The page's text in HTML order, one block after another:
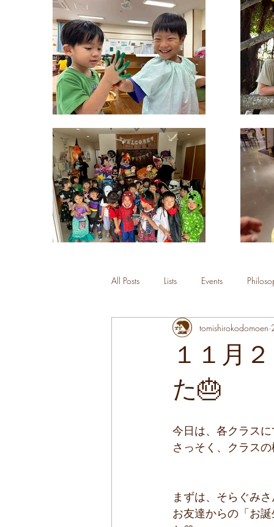
All Posts Lists Events
１１月
た🎂
tomishirokodomoen
今日は、各クラス
さっそく、クラス
まずは、そらぐみ
お友達からの「お